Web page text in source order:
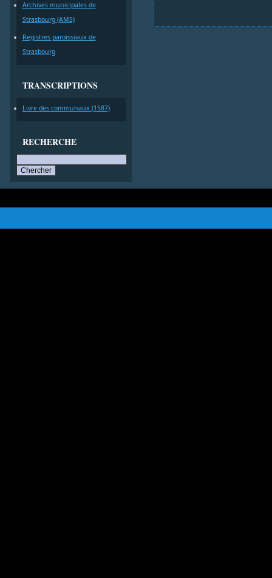
Archives municipales de
Strasbourg (AMS)
Registres paroissiaux de
Strasbourg
TRANSCRIPTIONS
Livre des communaux (1587)
RECHERCHE